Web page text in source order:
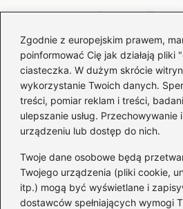
Zgodnie z europejskim prawem,
poinformować Cię jak działają pliki
ciasteczka. W dużym skrócie
wykorzystanie Twoich danych.
treści, pomiar reklam i treści,
ulepszanie usług. Przechowywanie
urządzeniu lub dostęp do nich.
Twoje dane osobowe będą
Twojego urządzenia (pliki cookie,
itp.) mogą być wyświetlane i
dostawców spełniających wymogi
Bartosz
Bartosz, czyli autor bloga
zgłębia świat finansów,
kapitałowych. Interesuje się
systemów finansowych, jak i
rządzącymi giełdą, walutami
Na blogu analizuje zagadnienia
funkcjonowaniem instytucji
giełdzie, rynkiem walutowym
wpływają na wartość pieniądza
merytoryczne podejście, jasne
tematów i kontekst
zrozumieć dzisiejsze